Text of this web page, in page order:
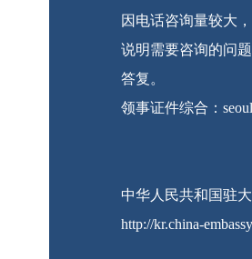
因电话咨询量较大
说明需要咨询的问
答复。
领事证件综合：
中华人民共和国驻
http://kr.china-